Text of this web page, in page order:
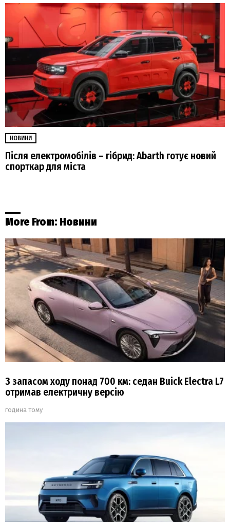
НОВИНИ
Після електромобілів – гібрид: Abarth готує новий
спорткар для міста
More From: Новини
З запасом ходу понад 700 км: седан Buick Electra L7
отримав електричну версію
година тому